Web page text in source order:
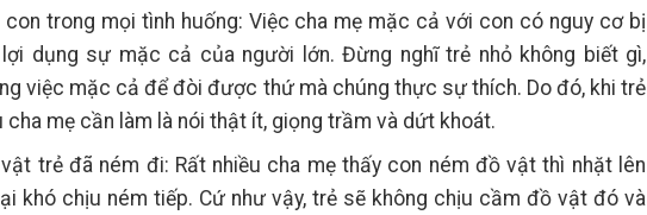
trong mọi tình huống: Việc cha mẹ mặc cả với con có nguy cơ bị
dụng sự mặc cả của người lớn. Đừng nghĩ trẻ nhỏ không biết gì,
việc mặc cả để đòi được thứ mà chúng thực sự thích. Do đó, khi trẻ
cha mẹ cần làm là nói thật ít, giọng trầm và dứt khoát.
trẻ đã ném đi: Rất nhiều cha mẹ thấy con ném đồ vật thì nhặt lên
khó chịu ném tiếp. Cứ như vậy, trẻ sẽ không chịu cầm đồ vật đó và